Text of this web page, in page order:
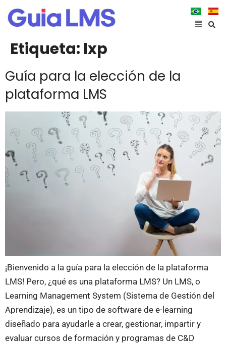
Etiqueta: lxp
Guía para la elección de la
plataforma LMS
¡Bienvenido a la guía para la elección de la plataforma
LMS! Pero, ¿qué es una plataforma LMS? Un LMS, o
Learning Management System (Sistema de Gestión del
Aprendizaje), es un tipo de software de e-learning
diseñado para ayudarle a crear, gestionar, impartir y
evaluar cursos de formación y programas de C&D